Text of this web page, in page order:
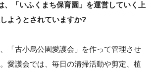
、「いふくまち保育園」を運営していく上
ようとされていますか?
「古小烏公園愛護会」を作って管理させ
愛護会では、毎日の清掃活動や剪定、植